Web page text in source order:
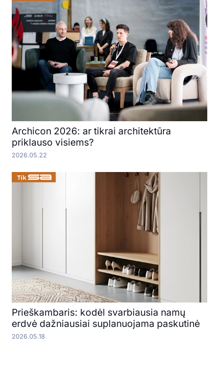
Archicon 2026: ar tikrai architektūra
priklauso visiems?
2026.05.22
Prieškambaris: kodėl svarbiausia namų
erdvė dažniausiai suplanuojama paskutinė
2026.05.18